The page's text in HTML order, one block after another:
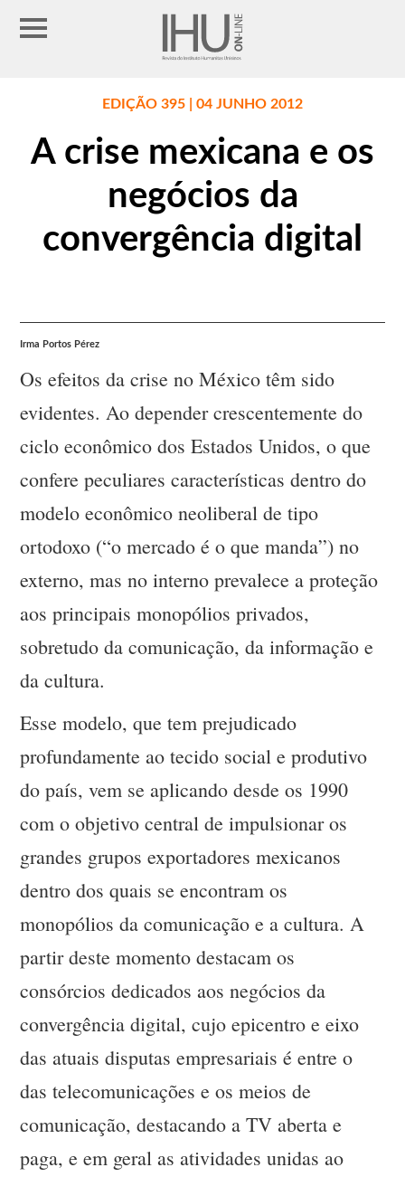
EDIÇÃO 395 | 04 JUNHO 2012
A crise mexicana e os
negócios da
convergência digital
Irma Portos Pérez
Os efeitos da crise no México têm sido
evidentes. Ao depender crescentemente do
ciclo econômico dos Estados Unidos, o que
confere peculiares características dentro do
modelo econômico neoliberal de tipo
ortodoxo (“o mercado é o que manda”) no
externo, mas no interno prevalece a proteção
aos principais monopólios privados,
sobretudo da comunicação, da informação e
da cultura.
Esse modelo, que tem prejudicado
profundamente ao tecido social e produtivo
do país, vem se aplicando desde os 1990
com o objetivo central de impulsionar os
grandes grupos exportadores mexicanos
dentro dos quais se encontram os
monopólios da comunicação e a cultura. A
partir deste momento destacam os
consórcios dedicados aos negócios da
convergência digital, cujo epicentro e eixo
das atuais disputas empresariais é entre o
das telecomunicações e os meios de
comunicação, destacando a TV aberta e
paga, e em geral as atividades unidas ao